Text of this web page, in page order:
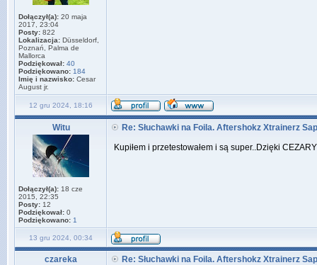
Dołączył(a): 20 maja
2017, 23:04
Posty: 822
Lokalizacja: Düsseldorf,
Poznań, Palma de
Mallorca
Podziękował: 40
Podziękowano: 184
Imię i nazwisko: Cesar
August jr.
12 gru 2024, 18:16
Witu
Dołączył(a): 18 cze
2015, 22:35
Posty: 12
Podziękował: 0
Podziękowano: 1
Re: Słuchawki na Foila. Aftershokz Xtrainerz
Kupiłem i przetestowałem i są super..Dzięki
13 gru 2024, 00:34
czareka Re: Słuchawki na Foila. Aftershokz Xtrainerz